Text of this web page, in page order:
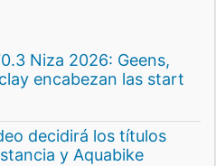
Niza 2026: Geens,
encabezan las start
decidirá los títulos
y Aquabike